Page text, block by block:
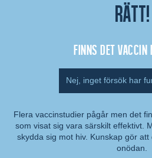
Rätt!
Finns det vaccin
Nej, inget försök har
Kommentar:
Flera vaccinstudier pågår men det
som visat sig vara särskilt effektivt.
skydda sig mot hiv. Kunskap gör
onödan.